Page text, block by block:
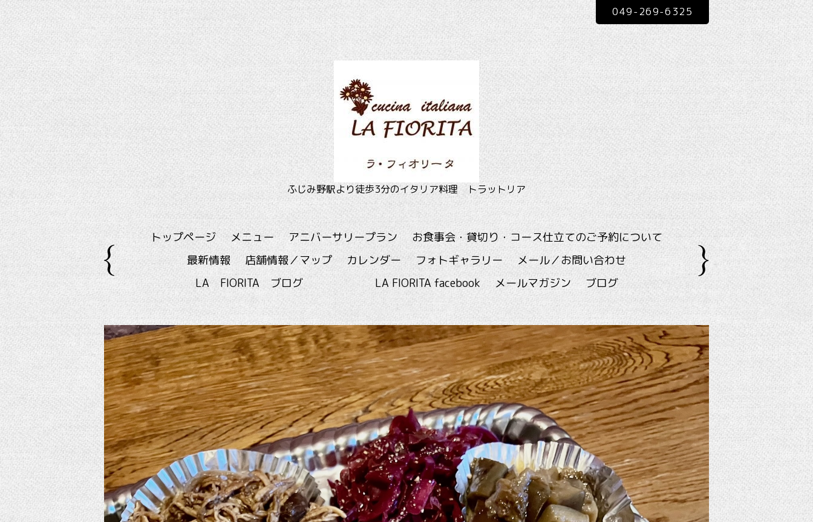
ふじみ野駅より徒歩3分のイタリア料理 トラットリア
049-269-6325
トップページ メニュー アニバーサリープラン
お食事会・貸切り・コース仕立てのご予約について
最新情報
店舗情報／マップ カレンダー フォトギャラリー
メール／お問い合わせ
LA FIORITA ブログ
LA FIORITA facebook メールマガジン ブログ